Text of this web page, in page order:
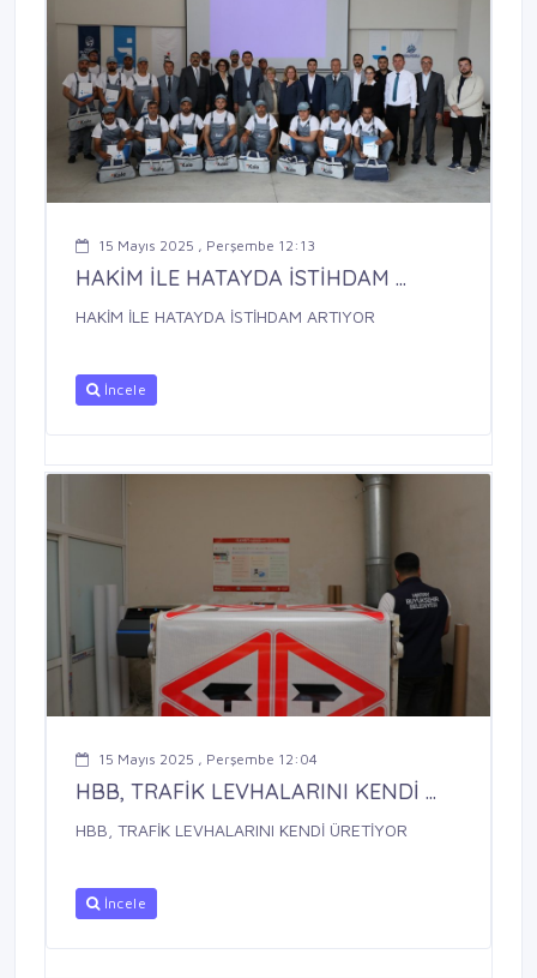
15 Mayıs 2025 , Perşembe 12:13
HAKİM İLE HATAYDA İSTİHDAM ...
HAKİM İLE HATAYDA İSTİHDAM ARTIYOR
İncele
15 Mayıs 2025 , Perşembe 12:04
HBB, TRAFİK LEVHALARINI KENDİ ...
HBB, TRAFİK LEVHALARINI KENDİ ÜRETİYOR
İncele